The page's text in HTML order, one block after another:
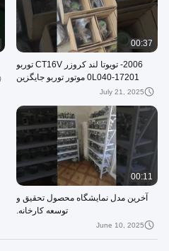
00:37
2006- تویوتا لند کروزر CT16V توربو
17201-0L040 موتور توربو جایگزین
July 21, 2025
00:11
آخرین مدل نمایشگاه محصول تحقیق و
توسعه کارخانه.
June 10, 2025